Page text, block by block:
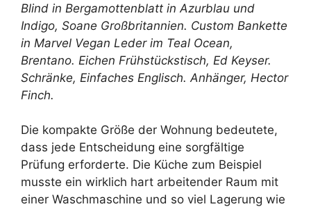
Blind in Bergamottenblatt in Azurblau und
Indigo, Soane Großbritannien. Custom Bankette
in Marvel Vegan Leder im Teal Ocean,
Brentano. Eichen Frühstückstisch, Ed Keyser.
Schränke, Einfaches Englisch. Anhänger, Hector
Finch.
Die kompakte Größe der Wohnung bedeutete,
dass jede Entscheidung eine sorgfältige
Prüfung erforderte. Die Küche zum Beispiel
musste ein wirklich hart arbeitender Raum mit
einer Waschmaschine und so viel Lagerung wie